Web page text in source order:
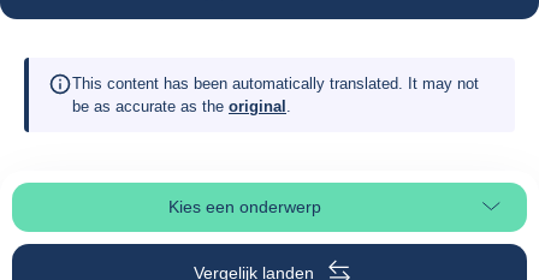
This content has been automatically translated. It may not
be as accurate as the original .
Kies een onderwerp
Selecteer paginasectie
Vergelijk landen